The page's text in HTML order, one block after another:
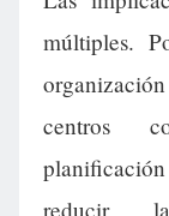
múltiples.
centros
reducir